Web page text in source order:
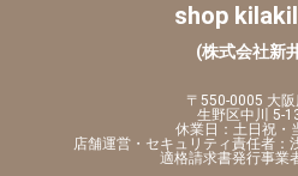
shop
(株式会社新
〒550-0005 大
生野区中川 5-
休業日：土日祝・
店舗運営・セキュリティ責任者：
適格請求書発行事業